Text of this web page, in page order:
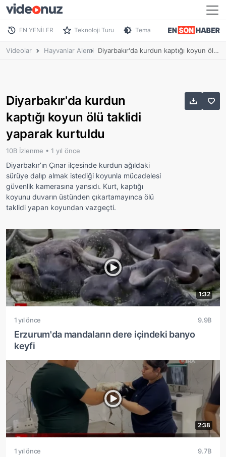
EN YENİLER Teknoloji Turu Tema
Videolar Hayvanlar Alemi Diyarbakır'da kurdun kaptığı koyun ölü taklidi yaparak kurtuldu
Diyarbakır'da kurdun
kaptığı koyun ölü taklidi
yaparak kurtuldu
10B İzlenme • 1 yıl önce
Diyarbakır’ın Çınar ilçesinde kurdun ağıldaki
sürüye dalıp almak istediği koyunla mücadelesi
güvenlik kamerasına yansıdı. Kurt, kaptığı
koyunu duvarın üstünden çıkartamayınca ölü
taklidi yapan koyundan vazgeçti.
1:32
1 yıl önce 9.9B
Erzurum'da mandaların dere içindeki banyo
keyfi
2:38
1 yıl önce 9.7B